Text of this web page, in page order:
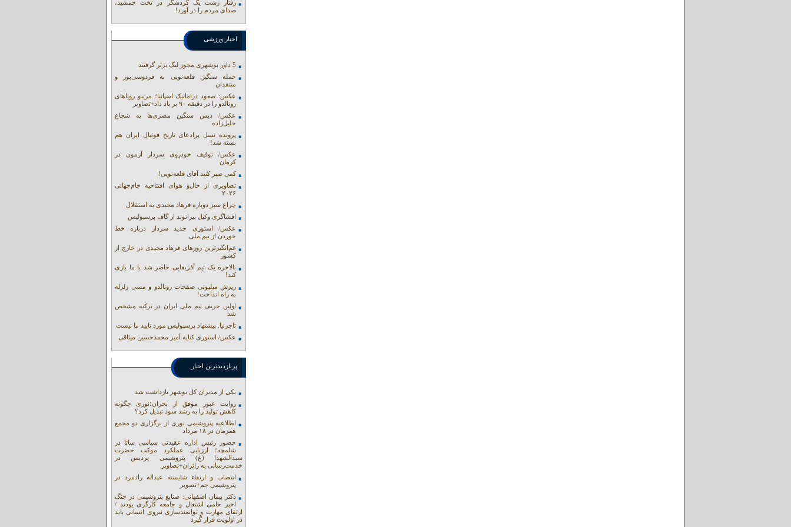
رفتار زشت یک گردشگر در تخت جمشید،
صدای مردم را در آورد!
اخبار ورزشی
5 داور بوشهری مجوز لیگ برتر گرفتند
حمله سنگین قلعه‌نویی به فردوسی‌پور و
منتقدان
عکس: صعود دراماتیک اسپانیا؛ مرینو رویاهای
رونالدو را در دقیقه ۹۰ بر باد داد+تصاویر
عکس/ دیس سنگین مصری‌ها به شجاع
خلیل‌زاده
پرونده نسل پرادعای تاریخ فوتبال ایران هم
بسته شد!
عکس/ توقیف خودروی سردار آزمون در
کرمان
کمی صبر کنید آقای قلعه‌نویی!
تصاویری از حال‌و هوای افتتاحیه جام‌جهانی
۲۰۲۶
چراغ سبز دوباره فرهاد مجیدی به استقلال
افشاگری وکیل بیرانوند از گاف‌ پرسپولیس
عکس/ استوری جدید سردار درباره خط
خوردن از تیم ملی
غم‌انگیزترین روزهای فرهاد مجیدی در خارج از
کشور
بالاخره یک تیم آفریقایی حاضر شد با ما بازی
کند!
ریزش میلیونی صفحات رونالدو و مسی زلزله
به راه انداخت!
اولین حریف تیم ملی ایران در ترکیه مشخص
شد
تاجرنیا: پیشنهاد پرسپولیس مورد تایید ما نیست
عکس/ استوری کنایه آمیز محمدحسین میثاقی
پربازدیدترین اخبار
یکی از مدیران کل بوشهر بازداشت شد
روایت عبور موفق از بحران؛نوری چگونه
کاهش تولید را به رشد سود تبدیل کرد؟
اطلاعیه پتروشیمی نوری از برگزاری دو مجمع
همزمان در ۱۸ مرداد
حضور رئیس اداره عقیدتی سیاسی ساتا در
شلمچه؛ ارزیابی عملکرد موکب حضرت
سیدالشهدا (ع) پتروشیمی پردیس در
خدمت‌رسانی به زائران+تصاویر
انتصاب و ارتقاء شایسته عبداله رادمرد در
پتروشیمی جم+تصویر
دکتر پیمان اصفهانی: صنایع پتروشیمی در جنگ
اخیر حامی اشتغال و جامعه کارگری بودند /
ارتقای مهارت و توانمندسازی نیروی انسانی باید
در اولویت قرار گیرد